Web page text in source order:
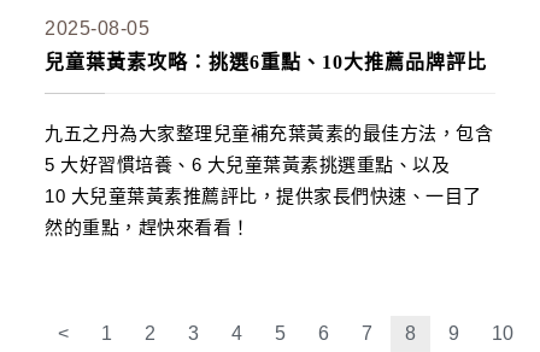
2025-08-05
兒童葉黃素攻略：挑選6重點、10大推薦品牌評比
九五之丹為大家整理兒童補充葉黃素的最佳方法，包含
5 大好習慣培養、6 大兒童葉黃素挑選重點、以及
10 大兒童葉黃素推薦評比，提供家長們快速、一目了
然的重點，趕快來看看！
< 1 2 3 4 5 6 7 8 9 10